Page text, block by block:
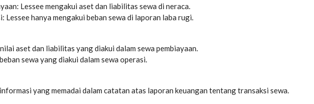
Lessee mengakui aset dan liabilitas sewa di neraca.
Lessee hanya mengakui beban sewa di laporan laba rugi.
aset dan liabilitas yang diakui dalam sewa pembiayaan.
sewa yang diakui dalam sewa operasi.
yang memadai dalam catatan atas laporan keuangan tentang transaksi sewa.